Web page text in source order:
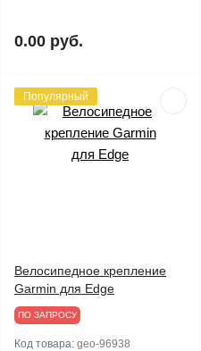
0.00 руб.
Популярный
Велосипедное крепление
Garmin для Edge
ПО ЗАПРОСУ
Код товара: geo-96938